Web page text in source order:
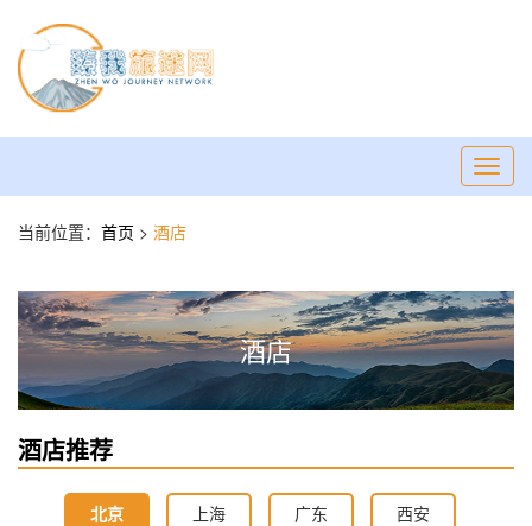
当前位置： 首页 > 酒店
酒店
酒店推荐
北京 上海 广东 西安